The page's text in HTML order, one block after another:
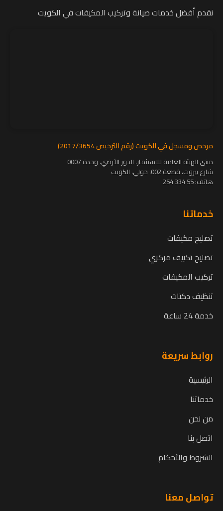
نقدم أفضل خدمات صيانة وتركيب المكيفات في الكويت
مرخص ومسجل في الكويت (رقم الترخيص 2017/3654)
مبنى الهيئة العامة للاستثمار، الدور الأرضي، وحدة 0007
شارع بيروت، قطعة 002، حولي، الكويت
هاتف:55 334 254
خدماتنا
تصليح مكيفات
تصليح تكييف مركزي
تركيب المكيفات
تنظيف دكتات
خدمة 24 ساعة
روابط سريعة
الرئيسية
خدماتنا
من نحن
اتصل بنا
الشروط والأحكام
تواصل معنا